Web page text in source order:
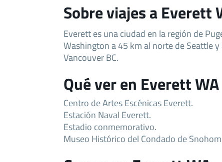
Sobre viajes a Everett
Everett es una ciudad en la región de
Washington a 45 km al norte de Seattle
Vancouver BC.
Qué ver en Everett WA
Centro de Artes Escénicas Everett.
Estación Naval Everett.
Estadio conmemorativo.
Museo Histórico del Condado de